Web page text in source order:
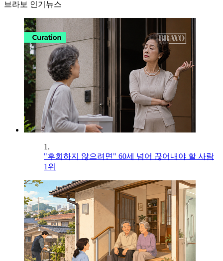
브라보 인기뉴스
1.
"후회하지 않으려면" 60세 넘어 끊어내야 할 사람
1위